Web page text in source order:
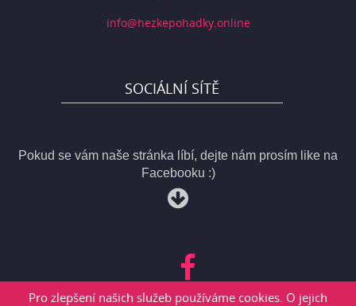
Pro zlepšení našich služeb používáme cookies. O jejich
info@hezkepohadky.online
SOCIÁLNÍ SÍTĚ
Pokud se vám naše stránka líbí, dejte nám prosím like na
Facebooku :)